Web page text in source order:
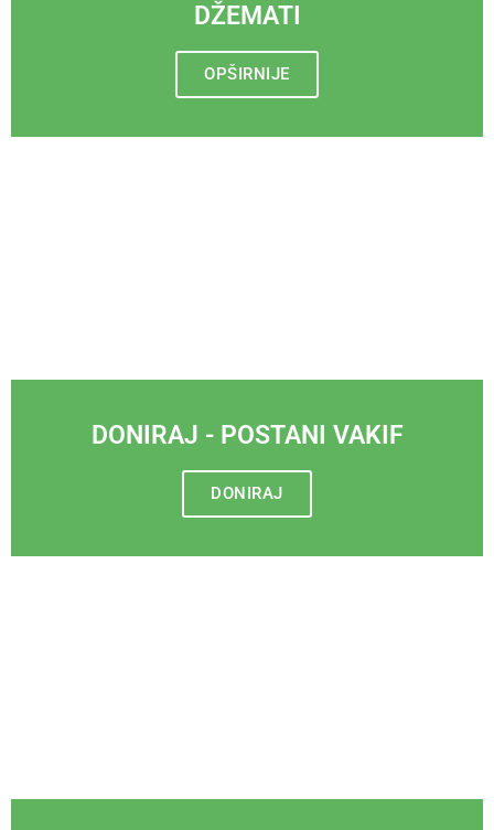
DŽEMATI
OPŠIRNIJE
DONIRAJ - POSTANI VAKIF
DONIRAJ